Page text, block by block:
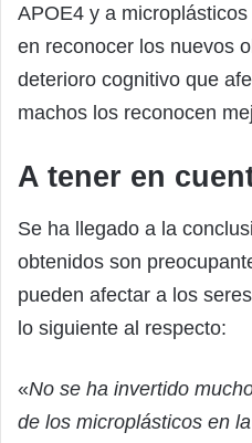
APOE4 y a
en reconocer los nuevos
deterioro cognitivo que
machos los reconocen
A tener en
Se ha llegado a la
obtenidos son
pueden afectar a los
lo siguiente al respecto:
«No se ha invertido
de los microplásticos en